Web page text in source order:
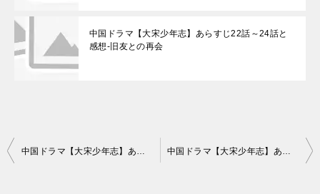
中国ドラマ【大宋少年志】あらすじ22話～24話と
感想-旧友との再会
投
中国ドラマ【大宋少年志】あらすじ7話～9話と感想-牢城への潜入捜査 中国ドラマ【大宋少年志】あらすじ13話～15話と感想-重要人物移送の任務